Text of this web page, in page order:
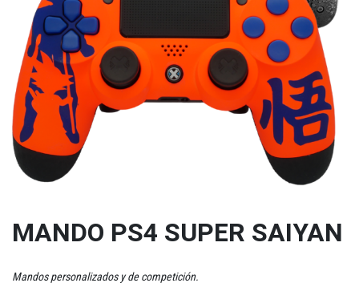
MANDO PS4 SUPER SAIYAN
Mandos personalizados y de competición.